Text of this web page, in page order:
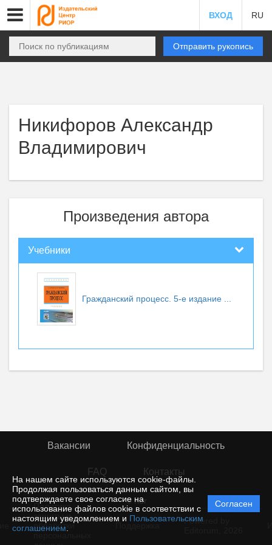
На нашем сайте используются cookie-файлы.
Продолжая пользоваться данным сайтом, вы
подтверждаете свое согласие на
использование файлов cookie в соответствии с
настоящим уведомлением и Пользовательским
соглашением
Согласен
ВХОД RU
Отправить рукопись
Никифоров Александр
Владимирович
Произведения автора
Учебники
Гражданский процесс. 5-е издание
Вакансии Конфиденциальность
FAQ Контакты
© rior
Политика
защиты и
обработки
Powered by